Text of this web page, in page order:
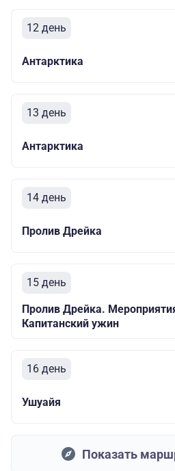
12 день
Антарктика
13 день
Антарктика
14 день
Пролив Дрейка
15 день
Пролив Дрейка.
Капитанский ужин
16 день
Ушуайя
Показать